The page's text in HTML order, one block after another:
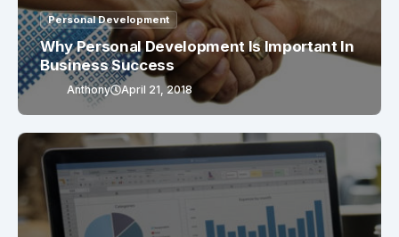
Personal Development
Why Personal Development Is Important In
Business Success
Anthony April 21, 2018